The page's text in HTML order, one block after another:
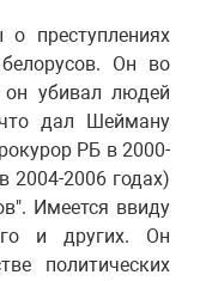
преступлениях
Он во
он убивал людей
дал Шейману
РБ в 2000-
2004-2006 годах)
Имеется ввиду
и других. Он
политических